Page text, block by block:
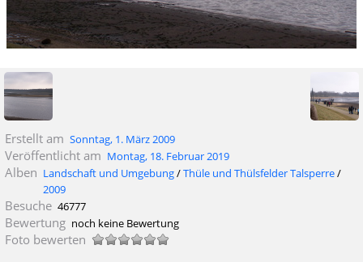
Erstellt am Sonntag, 1. März 2009
Veröffentlicht am Montag, 18. Februar 2019
Alben Landschaft und Umgebung/Thüle und Thülsfelder Talsperre/
2009
Besuche 46777
Bewertung noch keine Bewertung
Foto bewerten